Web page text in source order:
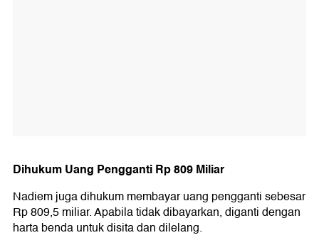
Dihukum Uang Pengganti Rp 809 Miliar
Nadiem juga dihukum membayar uang pengganti sebesar
Rp 809,5 miliar. Apabila tidak dibayarkan, diganti dengan
harta benda untuk disita dan dilelang.